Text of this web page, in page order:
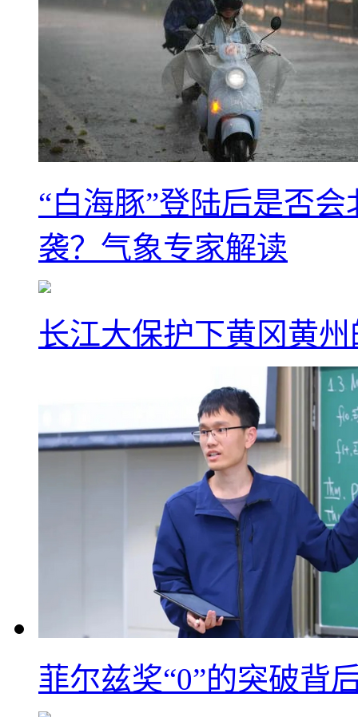
“白海豚”登陆后是否
袭？气象专家解读
长江大保护下黄冈黄
菲尔兹奖“0”的突破背